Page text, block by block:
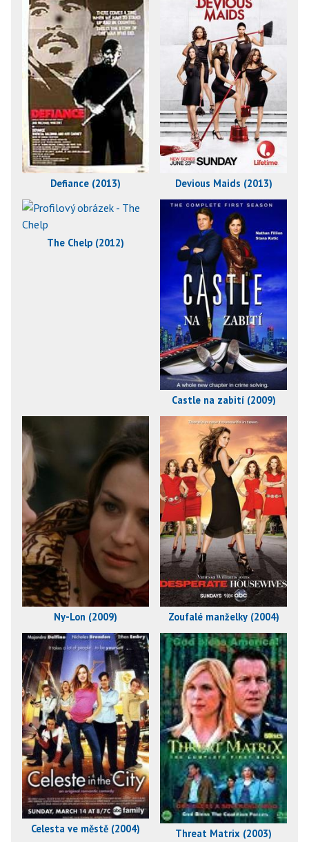
Defiance (2013) Devious Maids (2013)
The Chelp (2012)
Castle na zabití (2009)
Ny-Lon (2009) Zoufalé manželky (2004)
Celesta ve městě (2004) Threat Matrix (2003)